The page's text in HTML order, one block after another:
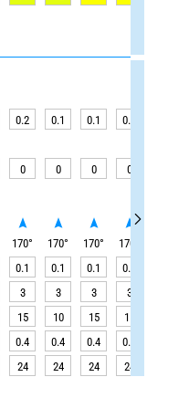
0.2 0.1 0.1 0.1
0 0 0 0
170° 170° 170° 170
0.1 0.1 0.1 0.1
3 3 3 3
15 10 15 15
0.4 0.4 0.4 0.5
24 24 24 24